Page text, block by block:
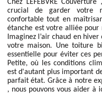
Chez LEFEBVRE
crucial de garder votre
confortable tout en
étanche est votre alliée pour
Imaginez l’air chaud en
votre maison. Une toiture
essentielle pour éviter ces
Petite, où les conditions
est d'autant plus important
parfait état. Grâce à notre
, nous pouvons vous aider à